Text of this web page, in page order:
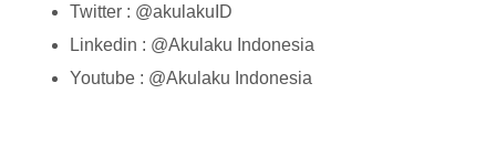
Twitter : @akulakuID
Linkedin : @Akulaku Indonesia
Youtube : @Akulaku Indonesia